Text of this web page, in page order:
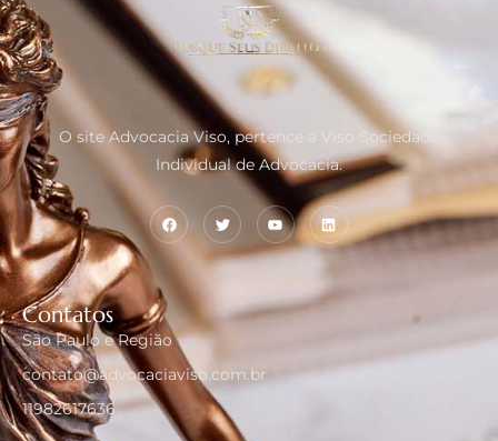
O site Advocacia Viso, pertence a Viso Sociedade
Individual de Advocacia.
Contatos
São Paulo e Região
contato@advocaciaviso.com.br
11982617636